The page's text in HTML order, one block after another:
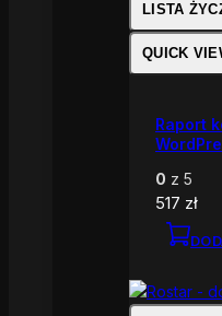
LISTA
QUICK
Raport
0 z 5
517 zł